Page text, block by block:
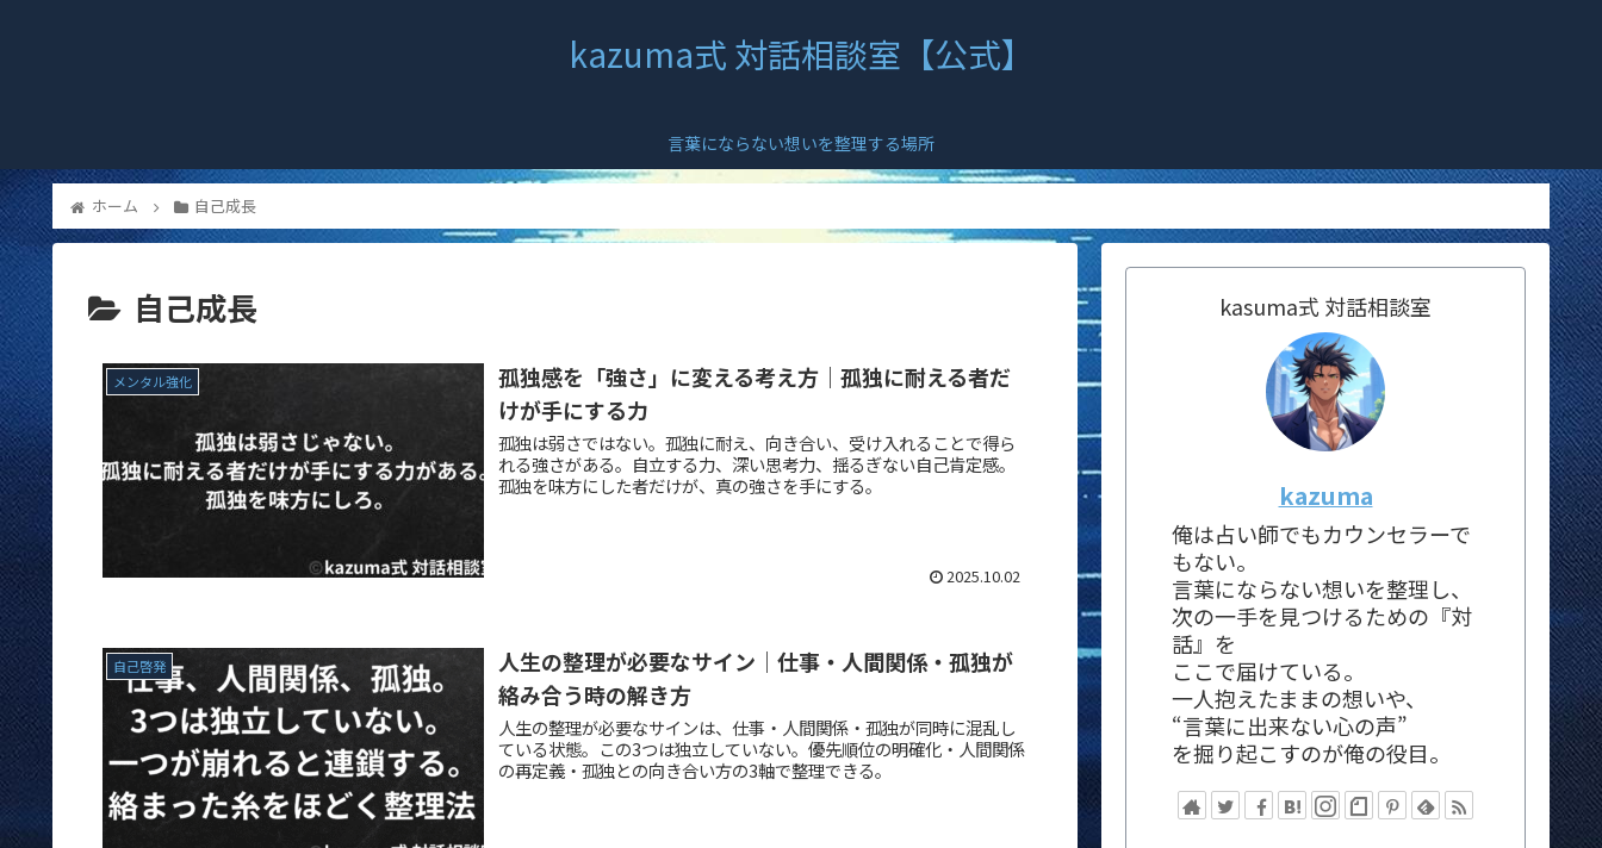
kazuma式 対話相談室【公式】
言葉にならない想いを整理する場所
ホーム 自己成長
自己成長
メンタル強化
孤独感を「強さ」に変える考え方｜孤独に耐える者だ
けが手にする力
孤独は弱さではない。孤独に耐え、向き合い、受け入れることで得ら
れる強さがある。自立する力、深い思考力、揺るぎない自己肯定感。
孤独を味方にした者だけが、真の強さを手にする。
2025.10.02
自己啓発
人生の整理が必要なサイン｜仕事・人間関係・孤独が
絡み合う時の解き方
人生の整理が必要なサインは、仕事・人間関係・孤独が同時に混乱し
ている状態。この3つは独立していない。優先順位の明確化・人間関係
の再定義・孤独との向き合い方の3軸で整理できる。
kasuma式 対話相談室
kazuma
俺は占い師でもカウンセラーで
もない。
言葉にならない想いを整理し、
次の一手を見つけるための『対
話』を
ここで届けている。
一人抱えたままの想いや、
“言葉に出来ない心の声”
を掘り起こすのが俺の役目。